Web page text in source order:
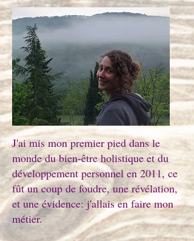
Saint-Affrique énergéticien
magnétisme massage soin
énergétique balade enrgétique etre
de la nature
J'ai mis mon premier pied dans le
monde du bien-être holistique et du
développement personnel en 2011, ce
fût un coup de foudre, une révélation,
et une évidence: j'allais en faire mon
métier.